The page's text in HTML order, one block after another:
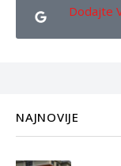
Dodajte
NAJNOVIJE